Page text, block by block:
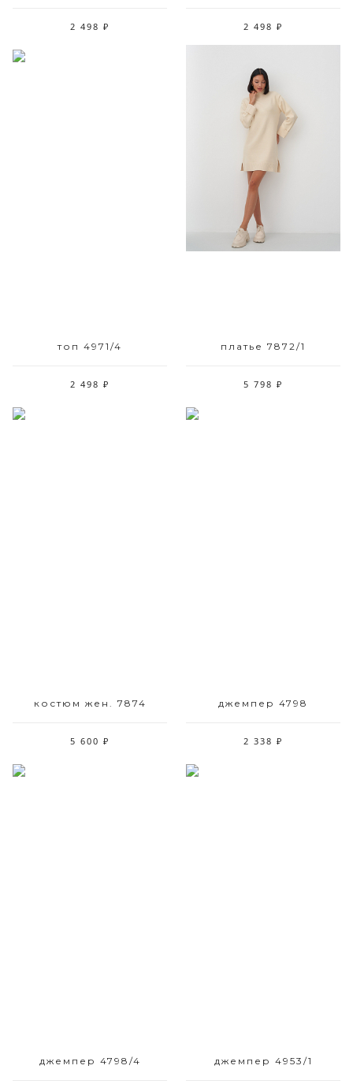
2 498 ₽ 2 498 ₽
топ 4971/4
2 498 ₽
Размерный ряд
42 48 50
платье 7872/1
5 798 ₽
костюм жен. 7874
5 600 ₽
джемпер 4798
2 338 ₽
джемпер 4798/4 джемпер 4953/1